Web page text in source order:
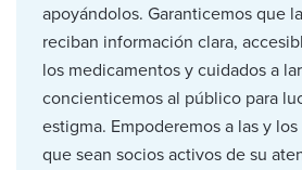
apoyándolos. Garanticemos que
reciban información clara,
los medicamentos y cuidados a
concienticemos al público para
estigma. Empoderemos a las y
que sean socios activos de su